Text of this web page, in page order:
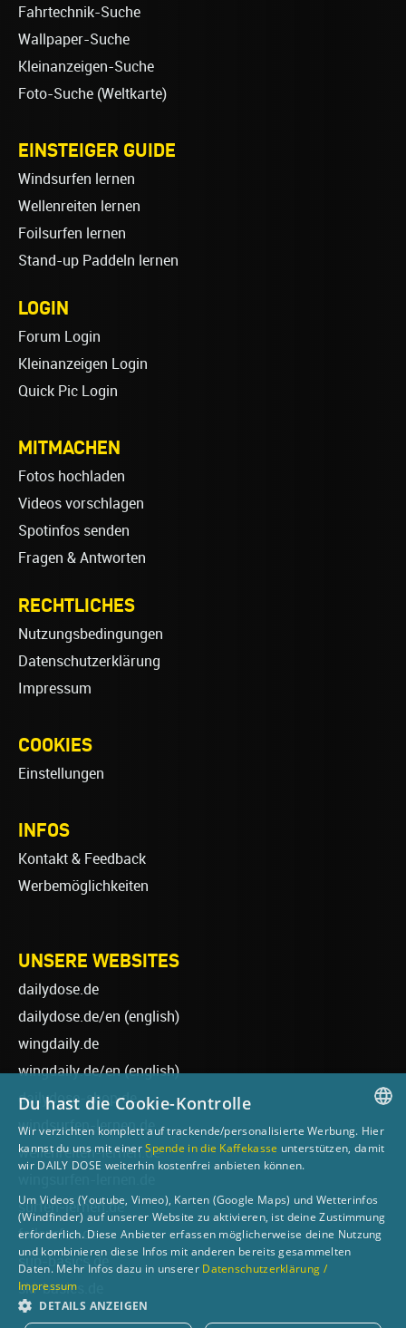
Fahrtechnik-Suche
Wallpaper-Suche
Kleinanzeigen-Suche
Foto-Suche (Weltkarte)
EINSTEIGER GUIDE
Windsurfen lernen
Wellenreiten lernen
Foilsurfen lernen
Stand-up Paddeln lernen
LOGIN
Forum Login
Kleinanzeigen Login
Quick Pic Login
MITMACHEN
Fotos hochladen
Videos vorschlagen
Spotinfos senden
Fragen & Antworten
RECHTLICHES
Nutzungsbedingungen
Datenschutzerklärung
Impressum
COOKIES
Einstellungen
INFOS
Kontakt & Feedback
Werbemöglichkeiten
UNSERE WEBSITES
dailydose.de
dailydose.de/en (english)
wingdaily.de
wingdaily.de/en(english)
dailydose-shop.de
windsurfen-lernen.de
wellenreiten-lernen.de
surfen-lernen.de
foilsurfen.de
sup-basics.de
ski-basics.de
GERMAN
Du hast die Cookie-Kontrolle
Wir verzichten komplett auf trackende/personalisierte Werbung. Hier
kannst du uns mit einerSpende in die Kaffekasse unterstützen, damit
wir DAILY DOSE weiterhin kostenfrei anbieten können.
Um Videos (Youtube, Vimeo), Karten (Google Maps) und Wetterinfos
(Windfinder) auf unserer Website zu aktivieren, ist deine Zustimmung
erforderlich. Diese Anbieter erfassen möglicherweise deine Nutzung
und kombinieren diese Infos mit anderen bereits gesammelten
Daten. Mehr Infos dazu in unserer Datenschutzerklärung /
Impressum
DETAILS ANZEIGEN